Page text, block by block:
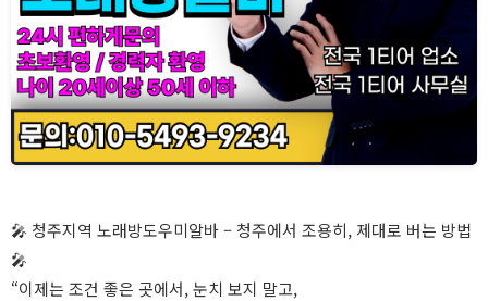
🎤 청주지역 노래방도우미알바 – 청주에서 조용히, 제대로 버는 방법
🎤
“이제는 조건 좋은 곳에서, 눈치 보지 말고,